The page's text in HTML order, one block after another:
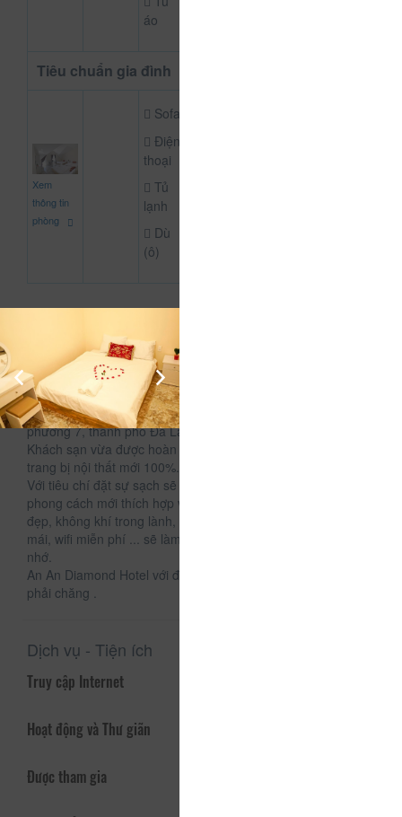
áo
Tiêu chuẩn gia đình
Xem
thông tin
phòng
Sofa
Điện
thoại
Tủ
lạnh
Dù
(ô)
Thông Tin Chi Tiết Của An An Diamond Hotel
Mô tả
An An Diamond hotel tọa lạc tại 220 Xô Viết Nghệ Tĩnh,
phường 7, thành phố Đà Lạt.
Khách sạn vừa được hoàn thành vào đầu năm 2019 với
trang bị nội thất mới 100%.
Với tiêu chí đặt sự sạch sẽ và đơn giản lên hàng đầu cùng
phong cách mới thích hợp với các bạn trẻ và gia đình. View
đẹp, không khí trong lành, có chỗ đậu xe oto -xe máy thoải
mái, wifi miễn phí ... sẽ làm cho kỳ nghỉ của bạn thật đáng
nhớ.
An An Diamond Hotel với đầy đủ tiện nghi, sạch sẽ, giá cả
phải chăng .
Dịch vụ - Tiện ích
Truy cập Internet
Hoạt động và Thư giãn
Được tham gia